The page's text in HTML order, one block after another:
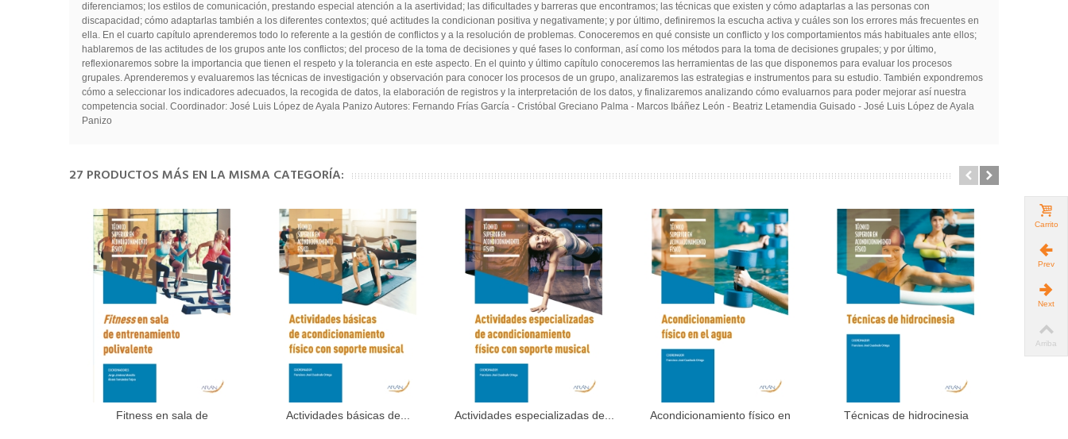
diferenciamos; los estilos de comunicación, prestando especial atención a la asertividad; las dificultades y barreras que encontramos; las técnicas que existen y cómo adaptarlas a las personas con
discapacidad; cómo adaptarlas también a los diferentes contextos; qué actitudes la condicionan positiva y negativamente; y por último, definiremos la escucha activa y cuáles son los errores más frecuentes en
ella. En el cuarto capítulo aprenderemos todo lo referente a la gestión de conflictos y a la resolución de problemas. Conoceremos en qué consiste un conflicto y los comportamientos más habituales ante ellos;
hablaremos de las actitudes de los grupos ante los conflictos; del proceso de la toma de decisiones y qué fases lo conforman, así como los métodos para la toma de decisiones grupales; y por último,
reflexionaremos sobre la importancia que tienen el respeto y la tolerancia en este aspecto. En el quinto y último capítulo conoceremos las herramientas de las que disponemos para evaluar los procesos
grupales. Aprenderemos y evaluaremos las técnicas de investigación y observación para conocer los procesos de un grupo, analizaremos las estrategias e instrumentos para su estudio. También expondremos
cómo a seleccionar los indicadores adecuados, la recogida de datos, la elaboración de registros y la interpretación de los datos, y finalizaremos analizando cómo evaluarnos para poder mejorar así nuestra
competencia social. Coordinador: José Luis López de Ayala Panizo Autores: Fernando Frías García - Cristóbal Greciano Palma - Marcos Ibáñez León - Beatriz Letamendia Guisado - José Luis López de Ayala
Panizo
27 PRODUCTOS MÁS EN LA MISMA CATEGORÍA:
Añadir al carrito
Fitness en sala de
Añadir al carrito
Actividades básicas de... Añadir al carrito
Actividades especializadas de... Añadir al carrito
Acondicionamiento físico en
Añadir al carrito
Técnicas de hidrocinesia
Carrito
Prev
Next
Arriba